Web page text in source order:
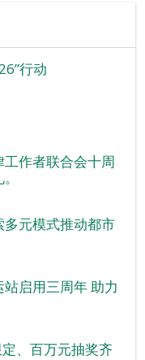
行动
作者联合会十周
元模式推动都市
启用三周年 助力
、百万元抽奖齐